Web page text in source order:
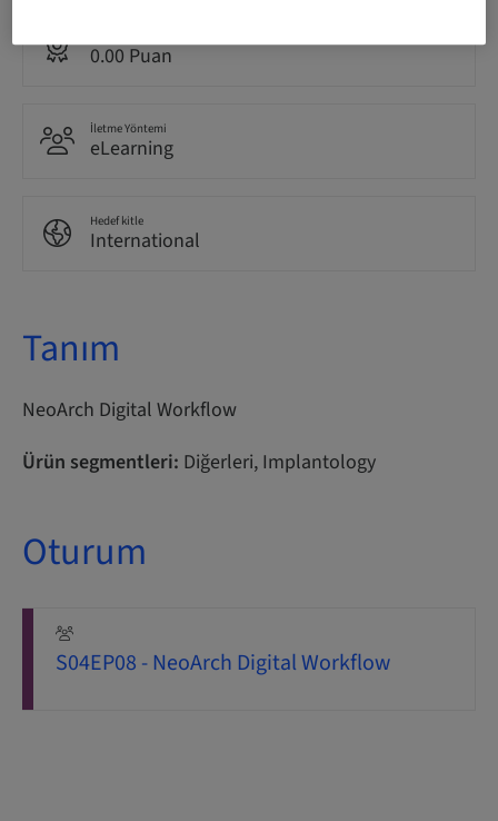
0.00 Puan
İletme Yöntemi
eLearning
Hedef kitle
International
Tanım
NeoArch Digital Workflow
Ürün segmentleri: Diğerleri, Implantology
Oturum
S04EP08 - NeoArch Digital Workflow